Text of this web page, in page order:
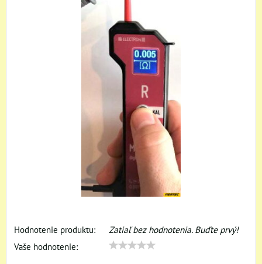
Hodnotenie produktu:
Zatiaľ bez hodnotenia. Buďte prvý!
Vaše hodnotenie: